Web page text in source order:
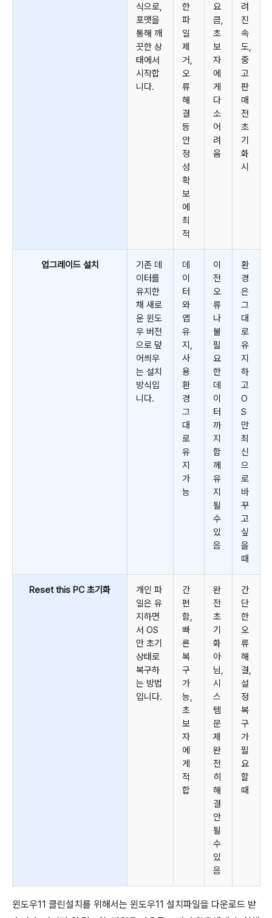
식으로,
포맷을
통해 깨
끗한 상
태에서
시작합
니다.
한
파
일
제
거,
오
류
해
결
등
안
정
성
확
보
에
최
적
요
큼,
초
보
자
에
게
다
소
어
려
움
려
진
속
도,
중
고
판
매
전
초
기
화
시
업그레이드 설치
기존 데
이터를
유지한
채 새로
운 윈도
우 버전
으로 덮
어씌우
는 설치
방식입
니다.
데
이
터
와
앱
유
지,
사
용
환
경
그
대
로
유
지
가
능
이
전
오
류
나
불
필
요
한
데
이
터
까
지
함
께
유
지
될
수
있
음
환
경
은
그
대
로
유
지
하
고
O
S
만
최
신
으
로
바
꾸
고
싶
을
때
Reset this PC 초기화
개인 파
일은 유
지하면
서 OS
만 초기
상태로
복구하
는 방법
입니다.
간
편
함,
빠
른
복
구
가
능,
초
보
자
에
게
적
합
완
전
초
기
화
아
님,
시
스
템
문
제
완
전
히
해
결
안
될
수
있
음
간
단
한
오
류
해
결,
설
정
복
구
가
필
요
할
때
윈도우11 클린설치를 위해서는 윈도우11 설치파일을 다운로드 받